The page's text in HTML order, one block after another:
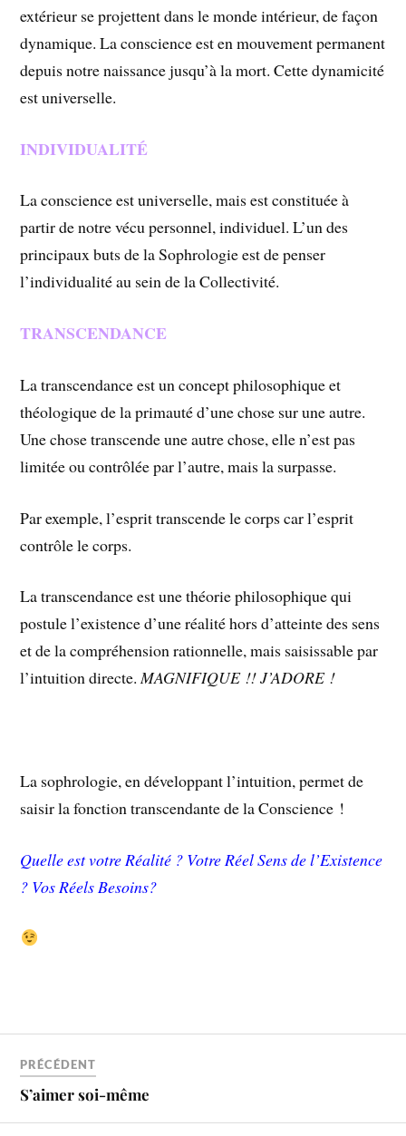
extérieur se projettent dans le monde intérieur, de façon
dynamique. La conscience est en mouvement permanent
depuis notre naissance jusqu’à la mort. Cette dynamicité
est universelle.
INDIVIDUALITÉ
La conscience est universelle, mais est constituée à
partir de notre vécu personnel, individuel. L’un des
principaux buts de la Sophrologie est de penser
l’individualité au sein de la Collectivité.
TRANSCENDANCE
La transcendance est un concept philosophique et
théologique de la primauté d’une chose sur une autre.
Une chose transcende une autre chose, elle n’est pas
limitée ou contrôlée par l’autre, mais la surpasse.
Par exemple, l’esprit transcende le corps car l’esprit
contrôle le corps.
La transcendance est une théorie philosophique qui
postule l’existence d’une réalité hors d’atteinte des sens
et de la compréhension rationnelle, mais saisissable par
l’intuition directe.MAGNIFIQUE !! J’ADORE !
La sophrologie, en développant l’intuition, permet de
saisir la fonction transcendante de la Conscience !
Quelle est votre Réalité ? Votre Réel Sens de l’Existence
? Vos Réels Besoins?
PRÉCÉDENT
S’aimer soi-même